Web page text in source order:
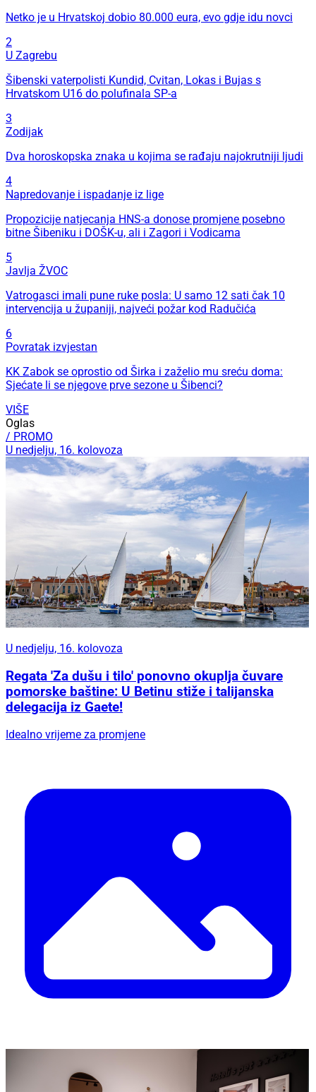
Netko je u Hrvatskoj dobio 80.000 eura, evo gdje idu novci
2
U Zagrebu
Šibenski vaterpolisti Kundid, Cvitan, Lokas i Bujas s
Hrvatskom U16 do polufinala SP-a
3
Zodijak
Dva horoskopska znaka u kojima se rađaju najokrutniji ljudi
4
Napredovanje i ispadanje iz lige
Propozicije natjecanja HNS-a donose promjene posebno
bitne Šibeniku i DOŠK-u, ali i Zagori i Vodicama
5
Javlja ŽVOC
Vatrogasci imali pune ruke posla: U samo 12 sati čak 10
intervencija u županiji, najveći požar kod Radučića
6
Povratak izvjestan
KK Zabok se oprostio od Širka i zaželio mu sreću doma:
Sjećate li se njegove prve sezone u Šibenci?
VIŠE
Oglas
/ PROMO
U nedjelju, 16. kolovoza
U nedjelju, 16. kolovoza
Regata 'Za dušu i tilo' ponovno okuplja čuvare
pomorske baštine: U Betinu stiže i talijanska
delegacija iz Gaete!
Idealno vrijeme za promjene